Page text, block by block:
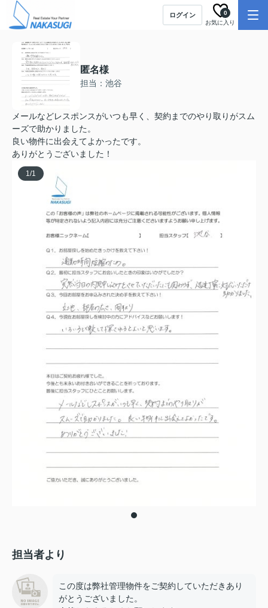
ログイン
お気に入り
0
匿名様
担当：池谷
メールなどレスポンスがいつも早く、契約までのやり取りがスム
ーズで助かりました。
良い物件に出会えてよかったです。
ありがとうございました！
1/1
担当者より
この度は弊社管理物件をご契約していただきあり
がとうございました。